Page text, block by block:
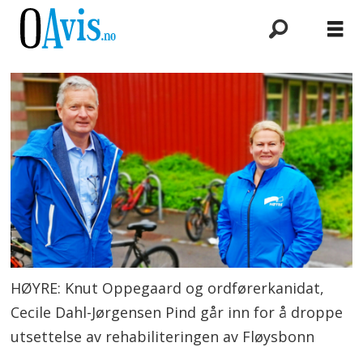
HØYRE: Knut Oppegaard og ordførerkanidat,
Cecile Dahl-Jørgensen Pind går inn for å droppe
utsettelse av rehabiliteringen av Fløysbonn